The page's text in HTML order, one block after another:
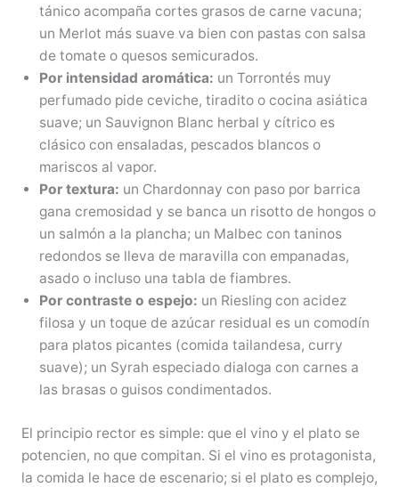
tánico acompaña cortes grasos de carne vacuna;
un Merlot más suave va bien con pastas con salsa
de tomate o quesos semicurados.
Por intensidad aromática: un Torrontés muy
perfumado pide ceviche, tiradito o cocina asiática
suave; un Sauvignon Blanc herbal y cítrico es
clásico con ensaladas, pescados blancos o
mariscos al vapor.
Por textura: un Chardonnay con paso por barrica
gana cremosidad y se banca un risotto de hongos o
un salmón a la plancha; un Malbec con taninos
redondos se lleva de maravilla con empanadas,
asado o incluso una tabla de fiambres.
Por contraste o espejo: un Riesling con acidez
filosa y un toque de azúcar residual es un comodín
para platos picantes (comida tailandesa, curry
suave); un Syrah especiado dialoga con carnes a
las brasas o guisos condimentados.
El principio rector es simple: que el vino y el plato se
potencien, no que compitan. Si el vino es protagonista,
la comida le hace de escenario; si el plato es complejo,